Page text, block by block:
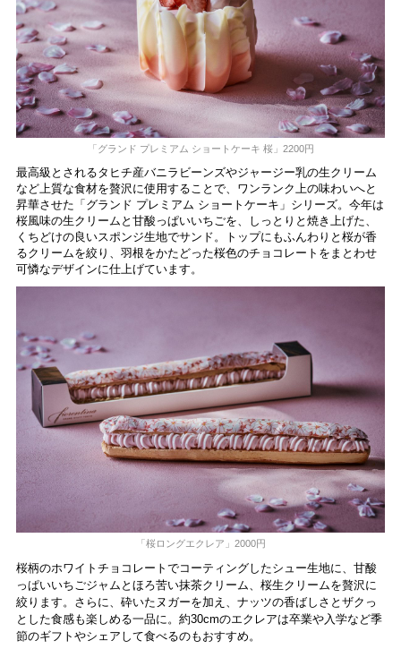
「グランド プレミアム ショートケーキ 桜」2200円
最高級とされるタヒチ産バニラビーンズやジャージー乳の生クリーム
など上質な食材を贅沢に使用することで、ワンランク上の味わいへと
昇華させた「グランド プレミアム ショートケーキ」シリーズ。今年は
桜風味の生クリームと甘酸っぱいいちごを、しっとりと焼き上げた、
くちどけの良いスポンジ生地でサンド。トップにもふんわりと桜が香
るクリームを絞り、羽根をかたどった桜色のチョコレートをまとわせ
可憐なデザインに仕上げています。
「桜ロングエクレア」2000円
桜柄のホワイトチョコレートでコーティングしたシュー生地に、甘酸
っぱいいちごジャムとほろ苦い抹茶クリーム、桜生クリームを贅沢に
絞ります。さらに、砕いたヌガーを加え、ナッツの香ばしさとザクっ
とした食感も楽しめる一品に。約30cmのエクレアは卒業や入学など季
節のギフトやシェアして食べるのもおすすめ。